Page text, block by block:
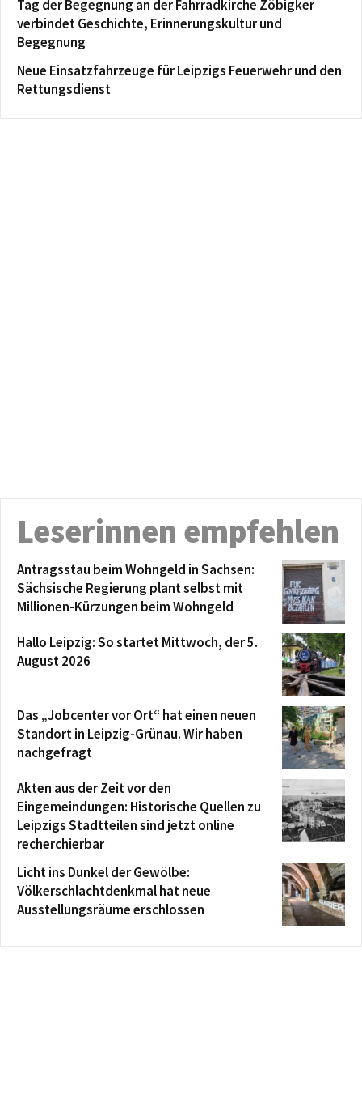
Tag der Begegnung an der Fahrradkirche Zöbigker
verbindet Geschichte, Erinnerungskultur und
Begegnung
Neue Einsatzfahrzeuge für Leipzigs Feuerwehr und den
Rettungsdienst
Leserinnen empfehlen
Antragsstau beim Wohngeld in Sachsen:
Sächsische Regierung plant selbst mit
Millionen-Kürzungen beim Wohngeld
Hallo Leipzig: So startet Mittwoch, der 5.
August 2026
Das „Jobcenter vor Ort“ hat einen neuen
Standort in Leipzig-Grünau. Wir haben
nachgefragt
Akten aus der Zeit vor den
Eingemeindungen: Historische Quellen zu
Leipzigs Stadtteilen sind jetzt online
recherchierbar
Licht ins Dunkel der Gewölbe:
Völkerschlachtdenkmal hat neue
Ausstellungsräume erschlossen